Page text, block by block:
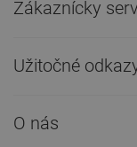
Zákaznícky
Užitočné
O nás